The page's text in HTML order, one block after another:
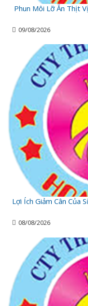
Phun Môi Lỡ Ăn Thịt
09/08/2026
Lợi Ích Giảm Cân Của
08/08/2026